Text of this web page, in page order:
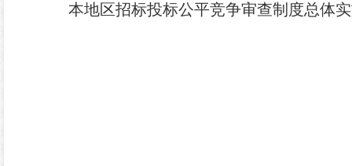
本地区招标投标公平竞争审查制度总体